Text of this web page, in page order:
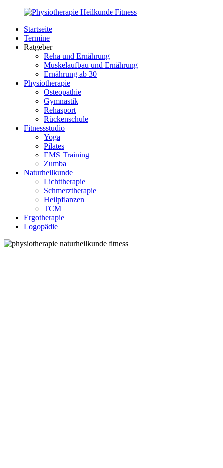
Zurück
Inhalt
PhysioMed-
Fit.de
Gesundheit
Startseite
Termine
Ratgeber
Reha und Ernährung
Muskelaufbau und Ernährung
Ernährung ab 30
Physiotherapie
Osteopathie
Gymnastik
Rehasport
Rückenschule
Fitnessstudio
Yoga
Pilates
EMS-Training
Zumba
Naturheilkunde
Lichttherapie
Schmerztherapie
Heilpflanzen
TCM
Ergotherapie
Logopädie